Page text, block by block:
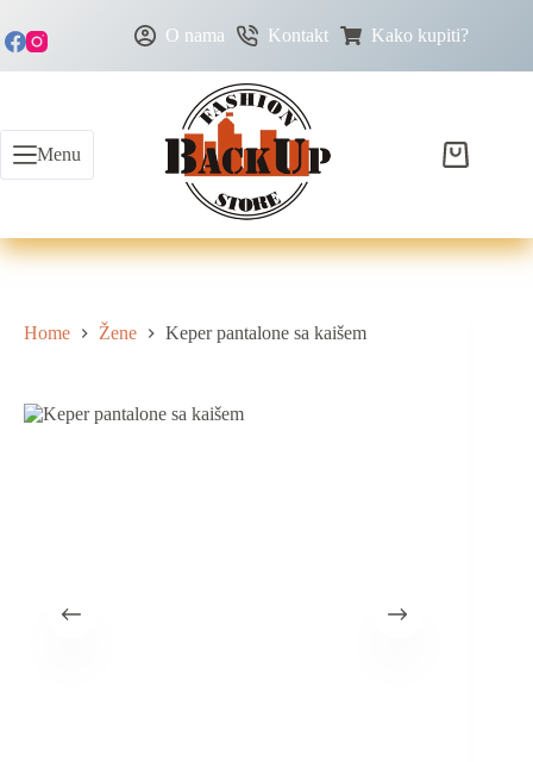
O nama Kontakt Kako kupiti?
Menu
Home Žene Keper pantalone sa kaišem